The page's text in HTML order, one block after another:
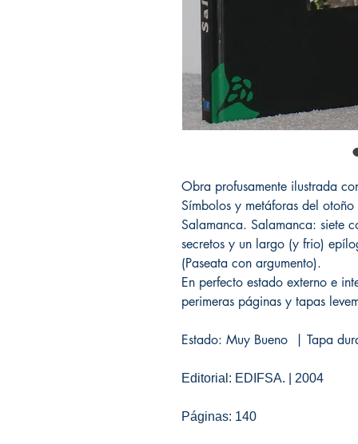
Obra profusamente ilustrada
Símbolos y metáforas del
Salamanca. Salamanca: siete
secretos y un largo (y frio)
(Paseata con argumento).
En perfecto estado externo e
perimeras páginas y tapas
Estado: Muy Bueno | Tapa
Editorial: EDIFSA. | 2004
Páginas: 140